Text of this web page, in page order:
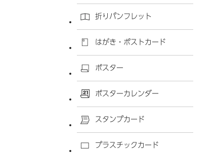
折りパンフレット
はがき・ポストカード
ポスター
ポスターカレンダー
スタンプカード
プラスチックカード